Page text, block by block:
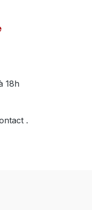
18h
.